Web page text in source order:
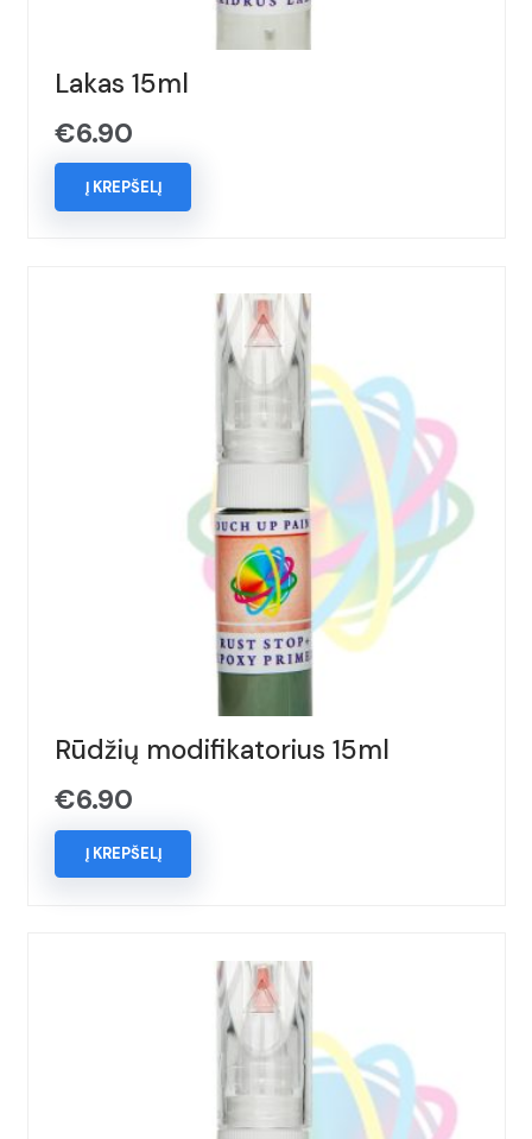
Lakas 15ml
€6.90
Į KREPŠELĮ
Rūdžių modifikatorius 15ml
€6.90
Į KREPŠELĮ